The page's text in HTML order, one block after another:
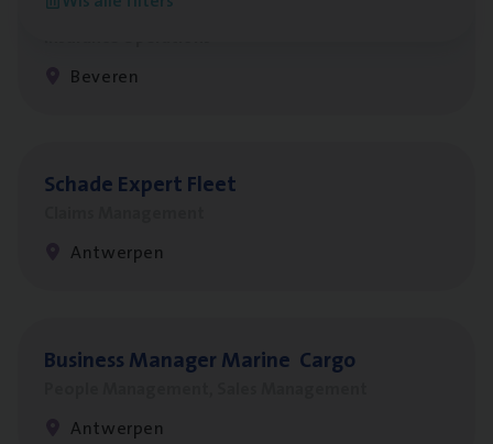
Benefits
Beveren
Scha­de Expert Fleet
Antwerpen
Busi­ness Mana­ger Mari­ne Cargo
Antwerpen